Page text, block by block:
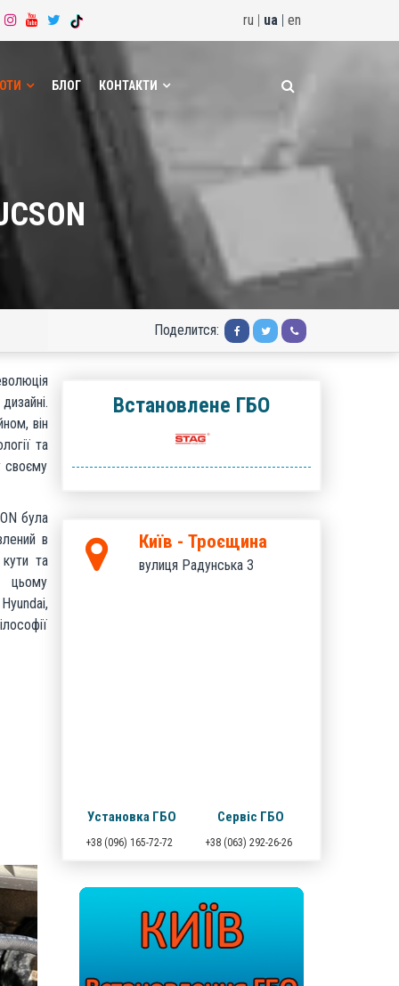
ru | ua | en
БЛОГ КОНТАКТИ
Поделится:
він
та
своєму
була
в
та
цьому
Встановлене ГБО
Київ - Троєщина
вулиця Радунська 3
Установка ГБО
+38 (096) 165-72-72
Сервіс ГБО
+38 (063) 292-26-26